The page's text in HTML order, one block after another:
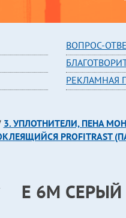
ВОПРОС-
РЕКЛАМНАЯ
3. УПЛОТНИТЕЛИ, ПЕНА
PROFITRAST
E 6М